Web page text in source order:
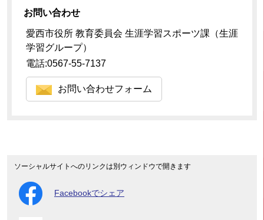
お問い合わせ
愛西市役所 教育委員会 生涯学習スポーツ課（生涯
学習グループ）
電話:0567-55-7137
お問い合わせフォーム
ソーシャルサイトへのリンクは別ウィンドウで開きます
Facebookでシェア